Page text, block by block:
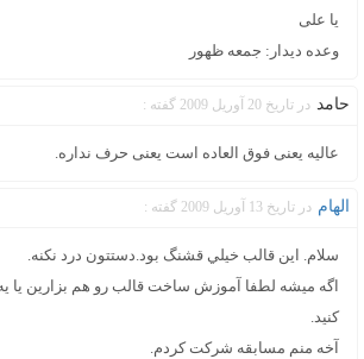
یا علی
وعده دیدار: جمعه ظهور
حامد در تاریخ 20 آوریل 2009 گفته :
عالیه یعنی فوق العاده است یعنی حرف نداره.
الهام در تاریخ 13 آوریل 2009 گفته :
سلام. اين قالب خيلي قشنگ بود.دستتون درد نكنه.
اگه ميشه لطفا آموزش ساخت قالب رو هم بزارين يا
كنيد.
آخه منم مسابقه شركت كردم.